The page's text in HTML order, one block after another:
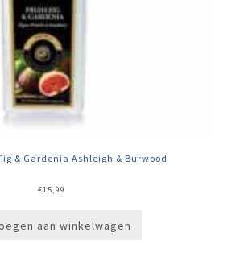
& Gardenia Ashleigh & Burwood
€15,99
aan winkelwagen